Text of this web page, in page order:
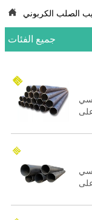
 الصلب الكربوني
جميع الفئات
وما
وما